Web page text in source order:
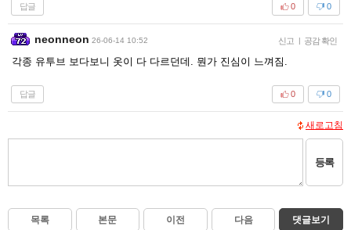
답글 0
0
neonneon 26-06-14 10:52 신고 | 공감 확인
각종 유투브 보다보니 옷이 다 다르던데. 뭔가 진심이 느껴짐.
답글 0
0
새로고침
등록
목록 본문 이전 다음 댓글보기